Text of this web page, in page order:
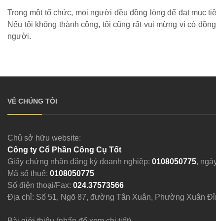
Trong một tổ chức, mọi người đều đồng lòng để đạt mục
Nếu tôi không thành công, tôi cũng rất vui mừng vì có
người.
VỀ CHÚNG TÔI
Chủ sở hữu website:
Công ty Cổ Phần Công Cụ Tốt
Giấy chứng nhận đăng ký doanh nghiệp: 0108050775,
Mã số thuế: 0108050775
Số điện thoại/Fax: 024.37573566
Địa chỉ: Số 51, Ngõ 87, đường Tân Xuân, Phường Xuân